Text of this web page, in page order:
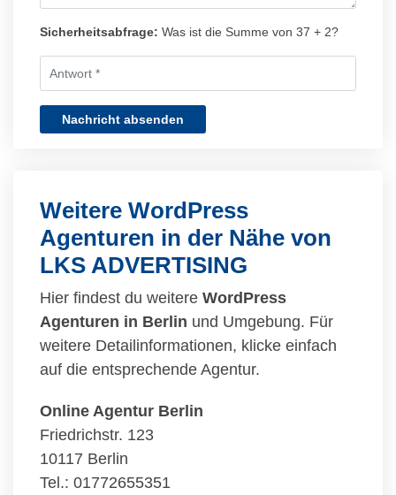
Sicherheitsabfrage: Was ist die Summe von 37 + 2?
Nachricht absenden
Weitere WordPress
Agenturen in der Nähe von
LKS ADVERTISING
Hier findest du weitere WordPress
Agenturen in Berlin und Umgebung. Für
weitere Detailinformationen, klicke einfach
auf die entsprechende Agentur.
Online Agentur Berlin
Friedrichstr. 123
10117 Berlin
Tel.: 01772655351